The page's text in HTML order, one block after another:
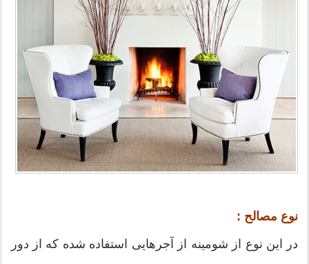
نوع مصالح :
در این نوع از شومینه از آجرهایی استفاده شده که از دور